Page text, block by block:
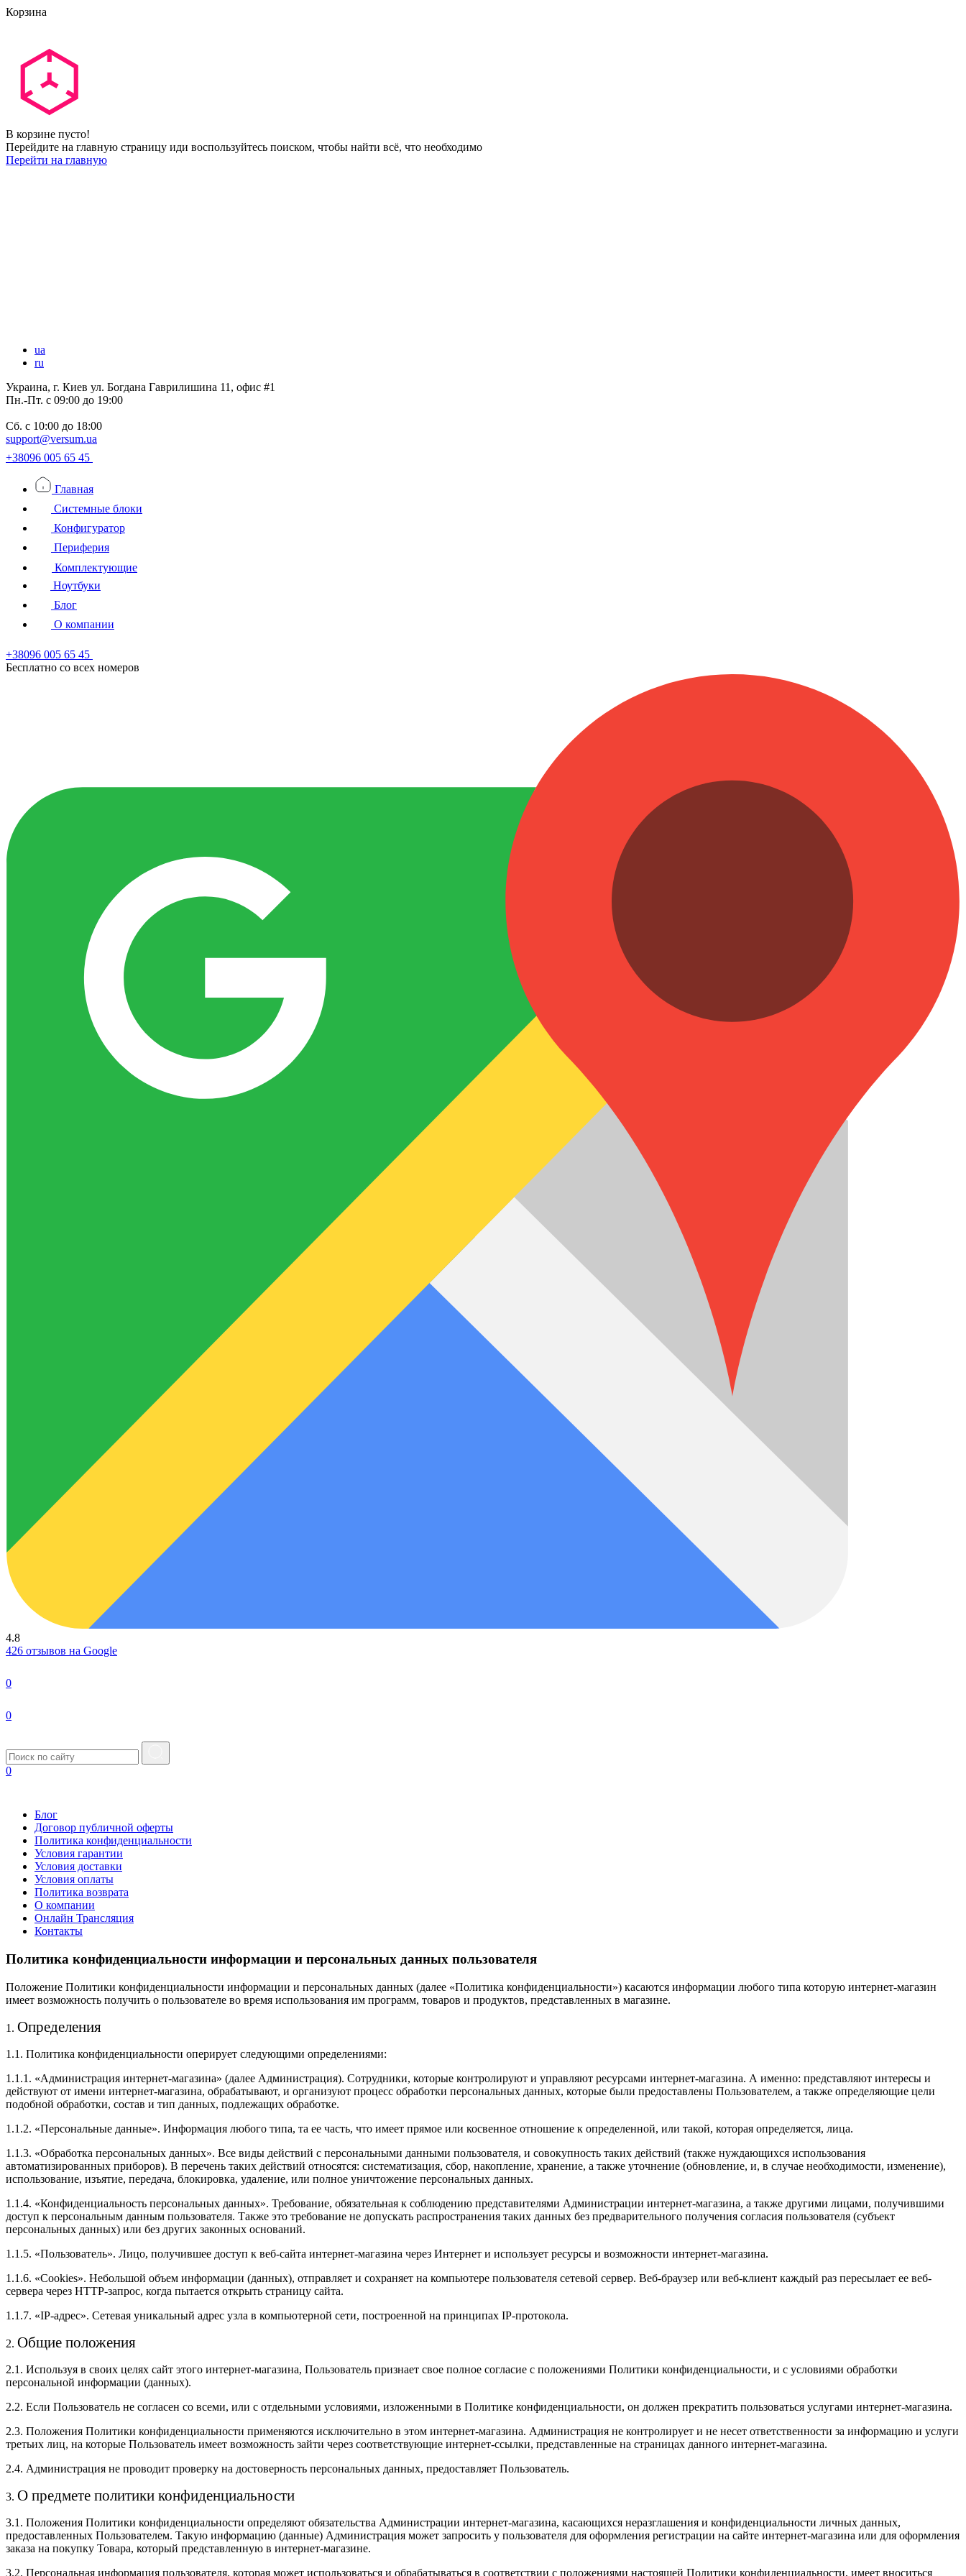
Корзина
В корзине пусто!
Перейдите на главную страницу иди воспользуйтесь поиском, чтобы найти всё, что необходимо
Перейти на главную
ua
ru
Украина, г. Киев ул. Богдана Гаврилишина 11, офис #1
Пн.-Пт. с 09:00 до 19:00
Сб. с 10:00 до 18:00
support@versum.ua
+38096 005 65 45
Главная
Системные блоки
Конфигуратор
Периферия
Комплектующие
Ноутбуки
Блог
О компании
+38096 005 65 45
Бесплатно со всех номеров
4.8
426 отзывов на Google
0
0
0
Блог
Договор публичной оферты
Политика конфиденциальности
Условия гарантии
Условия доставки
Условия оплаты
Политика возврата
О компании
Онлайн Трансляция
Контакты
Политика конфиденциальности информации и персональных данных пользователя
Положение Политики конфиденциальности информации и персональных данных (далее «Политика конфиденциальности») касаются информации любого типа которую интернет-магазин
имеет возможность получить о пользователе во время использования им программ, товаров и продуктов, представленных в магазине.
1. Определения
1.1. Политика конфиденциальности оперирует следующими определениями:
1.1.1. «Администрация интернет-магазина» (далее Администрация). Сотрудники, которые контролируют и управляют ресурсами интернет-магазина. А именно: представляют интересы и
действуют от имени интернет-магазина, обрабатывают, и организуют процесс обработки персональных данных, которые были предоставлены Пользователем, а также определяющие цели
подобной обработки, состав и тип данных, подлежащих обработке.
1.1.2. «Персональные данные». Информация любого типа, та ее часть, что имеет прямое или косвенное отношение к определенной, или такой, которая определяется, лица.
1.1.3. «Обработка персональных данных». Все виды действий с персональными данными пользователя, и совокупность таких действий (также нуждающихся использования
автоматизированных приборов). В перечень таких действий относятся: систематизация, сбор, накопление, хранение, а также уточнение (обновление, и, в случае необходимости, изменение),
использование, изъятие, передача, блокировка, удаление, или полное уничтожение персональных данных.
1.1.4. «Конфиденциальность персональных данных». Требование, обязательная к соблюдению представителями Администрации интернет-магазина, а также другими лицами, получившими
доступ к персональным данным пользователя. Также это требование не допускать распространения таких данных без предварительного получения согласия пользователя (субъект
персональных данных) или без других законных оснований.
1.1.5. «Пользователь». Лицо, получившее доступ к веб-сайта интернет-магазина через Интернет и использует ресурсы и возможности интернет-магазина.
1.1.6. «Cookies». Небольшой объем информации (данных), отправляет и сохраняет на компьютере пользователя сетевой сервер. Веб-браузер или веб-клиент каждый раз пересылает ее веб-
сервера через HTTP-запрос, когда пытается открыть страницу сайта.
1.1.7. «IP-адрес». Сетевая уникальный адрес узла в компьютерной сети, построенной на принципах IP-протокола.
2. Общие положения
2.1. Используя в своих целях сайт этого интернет-магазина, Пользователь признает свое полное согласие с положениями Политики конфиденциальности, и с условиями обработки
персональной информации (данных).
2.2. Если Пользователь не согласен со всеми, или с отдельными условиями, изложенными в Политике конфиденциальности, он должен прекратить пользоваться услугами интернет-магазина.
2.3. Положения Политики конфиденциальности применяются исключительно в этом интернет-магазина. Администрация не контролирует и не несет ответственности за информацию и услуги
третьих лиц, на которые Пользователь имеет возможность зайти через соответствующие интернет-ссылки, представленные на страницах данного интернет-магазина.
2.4. Администрация не проводит проверку на достоверность персональных данных, предоставляет Пользователь.
3. О предмете политики конфиденциальности
3.1. Положения Политики конфиденциальности определяют обязательства Администрации интернет-магазина, касающихся неразглашения и конфиденциальности личных данных,
предоставленных Пользователем. Такую информацию (данные) Администрация может запросить у пользователя для оформления регистрации на сайте интернет-магазина или для оформления
заказа на покупку Товара, который представленную в интернет-магазине.
3.2. Персональная информация пользователя, которая может использоваться и обрабатываться в соответствии с положениями настоящей Политики конфиденциальности, имеет вноситься